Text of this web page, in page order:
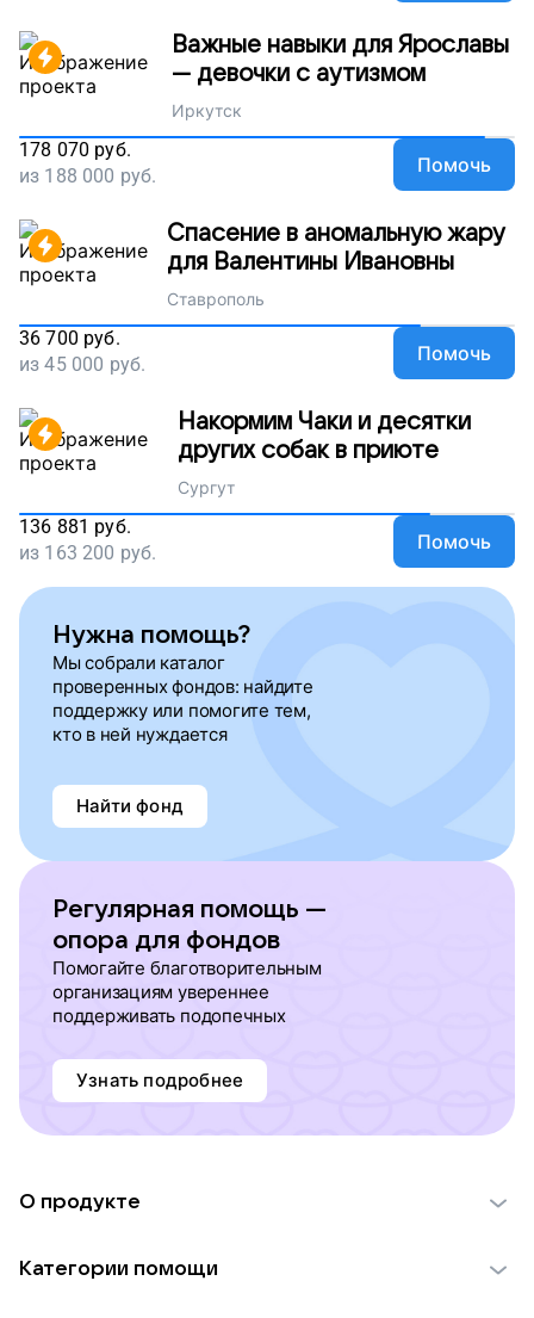
Важные навыки для Ярославы
— девочки с аутизмом
Иркутск
178 070 руб.
из 188 000 руб. Помочь
Спасение в аномальную жару
для Валентины Ивановны
Ставрополь
36 700 руб.
из45 000 руб. Помочь
Накормим Чаки и десятки
других собак в приюте
Сургут
136 881 руб.
из 163 200 руб. Помочь
Нужна помощь?
Мы собрали каталог
проверенных фондов: найдите
поддержку или помогите тем,
кто в ней нуждается
Найти фонд
Регулярная помощь —
опора для фондов
Помогайте благотворительным
организациям увереннее
поддерживать подопечных
Узнать подробнее
О продукте
Категории помощи